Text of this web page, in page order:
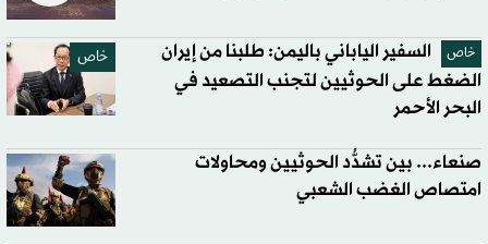
خاص خاص
السفير الياباني باليمن: طلبنا من إيران
الضغط على الحوثيين لتجنب التصعيد في
البحر الأحمر
صنعاء... بين تشدُّد الحوثيين ومحاولات
امتصاص الغضب الشعبي